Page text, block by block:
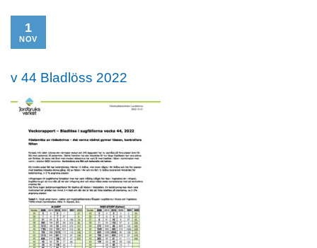
1
NOV
v 44 Bladlöss 2022